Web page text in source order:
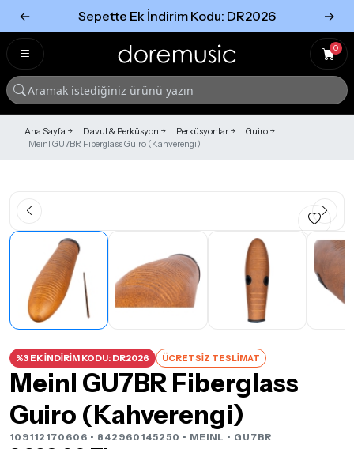
← Sepette Ek İndirim Kodu: DR2026 →
0
Ana Sayfa Davul & Perküsyon Perküsyonlar
Guiro
Meinl GU7BR Fiberglass Guiro (Kahverengi)
%3 EK İNDİRİM KODU: DR2026 ÜCRETSİZ TESLİMAT
Meinl GU7BR Fiberglass
Guiro (Kahverengi)
109112170606 • 842960145250 • MEINL • GU7BR
Tümünü Gör
Tümünü gör